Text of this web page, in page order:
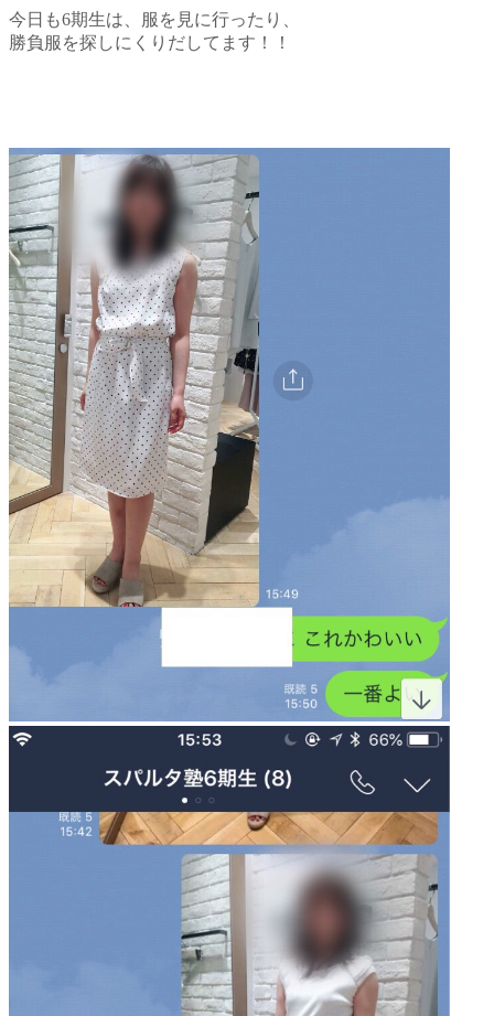
今日も6期生は、服を見に行ったり、
勝負服を探しにくりだしてます！！